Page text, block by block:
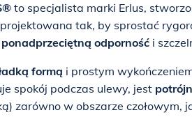
to specjalista marki Erlus,
tak, by sprostać
ponadprzeciętną odporność i
formą i prostym
spokój podczas ulewy, jest
zarówno w obszarze czołowym,